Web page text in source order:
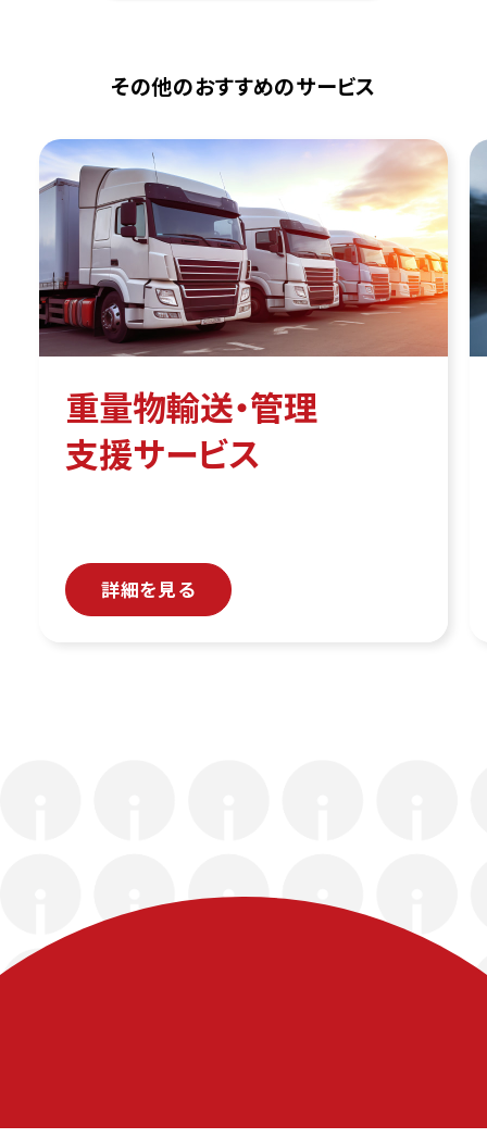
その他のおすすめのサービス
重量物輸送・管理
支援サービス
詳細を見る